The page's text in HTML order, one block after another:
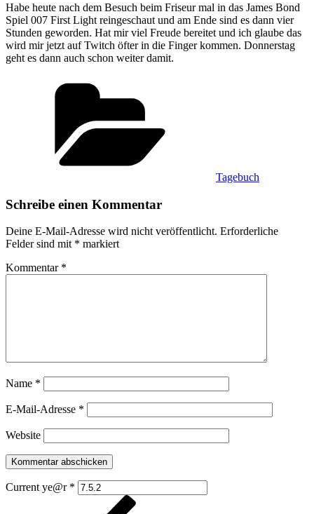
Habe heute nach dem Besuch beim Friseur mal in das James Bond
Spiel 007 First Light reingeschaut und am Ende sind es dann vier
Stunden geworden. Hat mir viel Freude bereitet und ich glaube das
wird mir jetzt auf Twitch öfter in die Finger kommen. Donnerstag
geht es dann auch schon weiter damit.
Tagebuch
Schreibe einen Kommentar
Deine E-Mail-Adresse wird nicht veröffentlicht. Erforderliche
Felder sind mit * markiert
Kommentar *
Name *
E-Mail-Adresse *
Website
Current ye@r *
Beitragsnavigation